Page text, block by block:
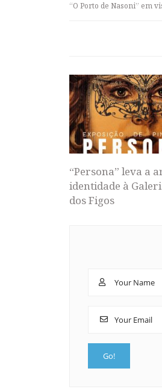
“O Porto de Nasoni” em
“Persona” leva a
identidade à
dos Figos